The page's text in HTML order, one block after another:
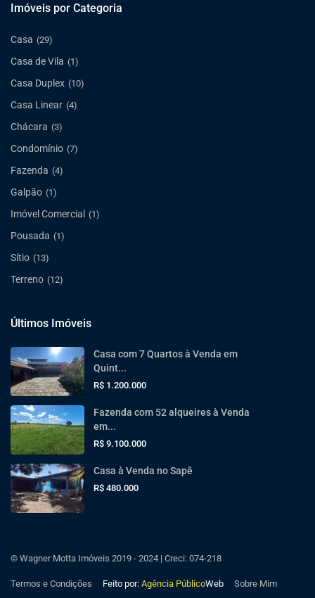
Imóveis por Categoria
Casa (29)
Casa de Vila (1)
Casa Duplex (10)
Casa Linear (4)
Chácara (3)
Condomínio (7)
Fazenda (4)
Galpão (1)
Imóvel Comercial (1)
Pousada (1)
Sítio (13)
Terreno (12)
Últimos Imóveis
Casa com 7 Quartos à Venda em
Quint...
R$ 1.200.000
Fazenda com 52 alqueires à Venda
em...
R$ 9.100.000
Casa à Venda no Sapê
R$ 480.000
© Wagner Motta Imóveis 2019 - 2024 | Creci: 074-218
Termos e Condições Feito por: Agência PúblicoWeb Sobre Mim